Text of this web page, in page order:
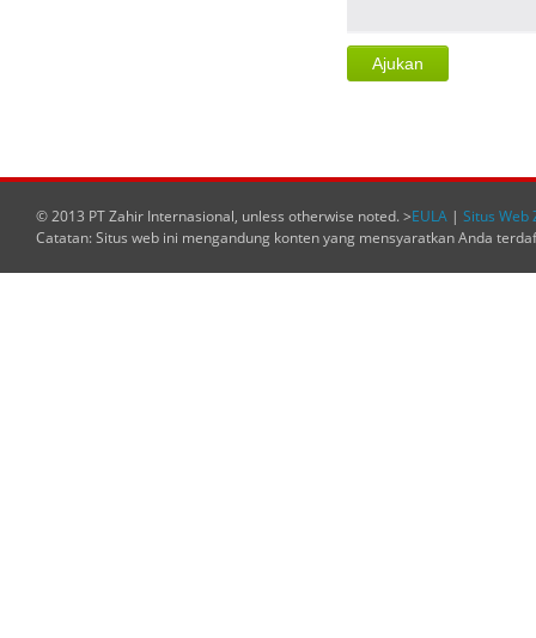
© 2013 PT Zahir Internasional, unless otherwise noted. >EULA | Situs Web
Catatan: Situs web ini mengandung konten yang mensyaratkan Anda